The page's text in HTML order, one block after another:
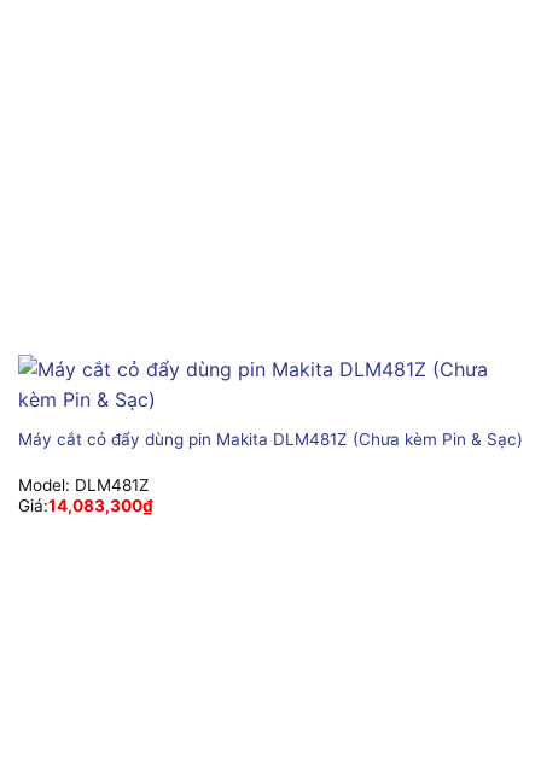
Máy cắt cỏ đẩy dùng pin Makita DLM481Z (Chưa kèm Pin & Sạc)
Model: DLM481Z
Giá:14,083,300₫